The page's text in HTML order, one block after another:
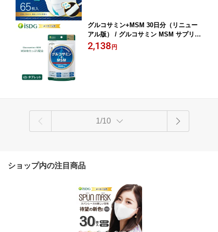
グルコサミン+MSM 30日分（リニュー
アル版） / グルコサミン MSM サプリ
サプリメント コンドロイチン デキスト
リン ステアリン酸カルシウム
2,138 円
1/10
ショップ内の注目商品